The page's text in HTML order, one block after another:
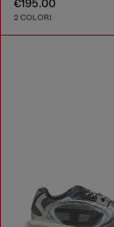
€195.00
2 COLORI